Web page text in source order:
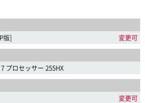
版]
変更可
プロセッサー 255HX
変更可